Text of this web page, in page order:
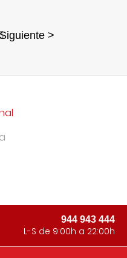
Siguiente >
944 943 444
L-S de 9:00h a 22:00h